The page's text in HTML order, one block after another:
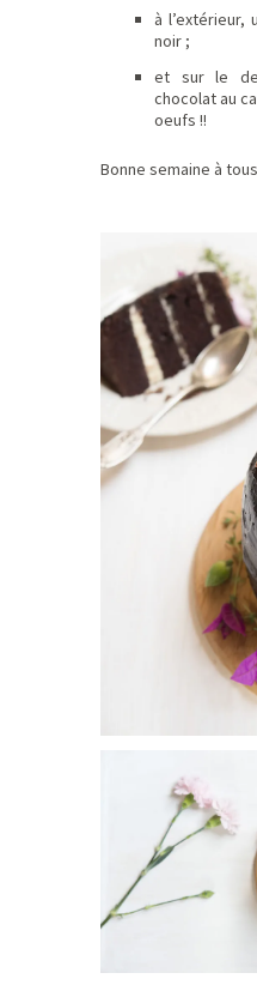
à l’extérieur,
noir ;
et sur le
chocolat au
oeufs !!
Bonne semaine à